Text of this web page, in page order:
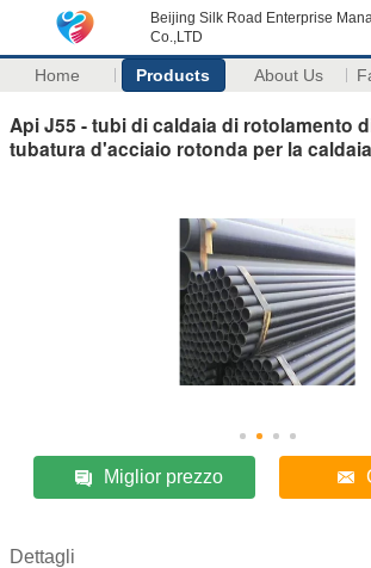
Beijing Silk Road Enterprise
Co.,LTD
Home Products About Us
Api J55 - tubi di caldaia di rotolamento
tubatura d'acciaio rotonda per la
Miglior prezzo
Dettagli